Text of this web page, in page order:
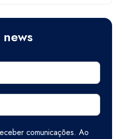
comunicações. Ao